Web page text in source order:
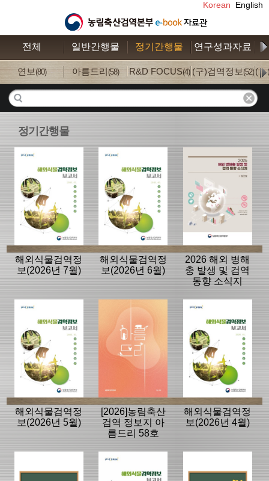
Korean English
전체 일반간행물 정기간행물 연구성과자료
연보(80) 아름드리(58) R&D FOCUS(4) (구)검역정보 (52) (
정기간행물
해외식물검역정
보(2026년 7월)
해외식물검역정
보(2026년 6월)
2026 해외 병해
충 발생 및 검역
동향 소식지
해외식물검역정
보(2026년 5월)
[2026]농림축산
검역 정보지 아
름드리 58호
해외식물검역정
보(2026년 4월)